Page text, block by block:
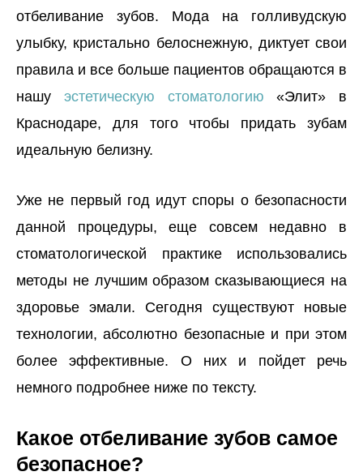
отбеливание зубов. Мода на голливудскую
улыбку, кристально белоснежную, диктует свои
правила и все больше пациентов обращаются в
нашу эстетическую стоматологию «Элит» в
Краснодаре, для того чтобы придать зубам
идеальную белизну.
Уже не первый год идут споры о безопасности
данной процедуры, еще совсем недавно в
стоматологической практике использовались
методы не лучшим образом сказывающиеся на
здоровье эмали. Сегодня существуют новые
технологии, абсолютно безопасные и при этом
более эффективные. О них и пойдет речь
немного подробнее ниже по тексту.
Какое отбеливание зубов самое
безопасное?